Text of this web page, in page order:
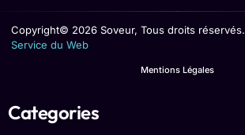
Copyright© 2026 Soveur, Tous droits réservés.
Service du Web
Mentions Légales
Categories